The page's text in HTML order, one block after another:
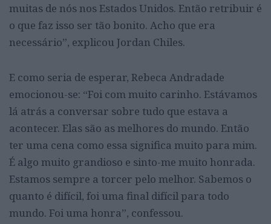
muitas de nós nos Estados Unidos. Então retribuir é
o que faz isso ser tão bonito. Acho que era
necessário”, explicou Jordan Chiles.
E como seria de esperar, Rebeca Andradade
emocionou-se: “Foi com muito carinho. Estávamos
lá atrás a conversar sobre tudo que estava a
acontecer. Elas são as melhores do mundo. Então
ter uma cena como essa significa muito para mim.
É algo muito grandioso e sinto-me muito honrada.
Estamos sempre a torcer pelo melhor. Sabemos o
quanto é difícil, foi uma final difícil para todo
mundo. Foi uma honra”, confessou.